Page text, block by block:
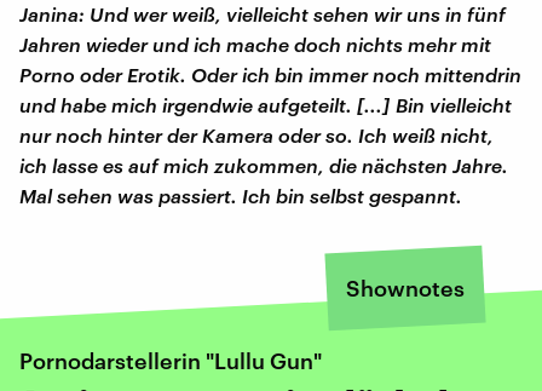
Janina: Und wer weiß, vielleicht sehen wir uns in fünf
Jahren wieder und ich mache doch nichts mehr mit
Porno oder Erotik. Oder ich bin immer noch mittendrin
und habe mich irgendwie aufgeteilt. [...] Bin vielleicht
nur noch hinter der Kamera oder so. Ich weiß nicht,
ich lasse es auf mich zukommen, die nächsten Jahre.
Mal sehen was passiert. Ich bin selbst gespannt.
Shownotes
Pornodarstellerin "Lullu Gun"